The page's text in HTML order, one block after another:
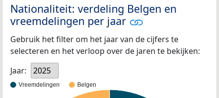
Nationaliteit: verdeling Belgen en
vreemdelingen per jaar
Gebruik het filter om het jaar van de cijfers te
selecteren en het verloop over de jaren te bekijken:
Jaar:
2025
Vreemdelingen Belgen